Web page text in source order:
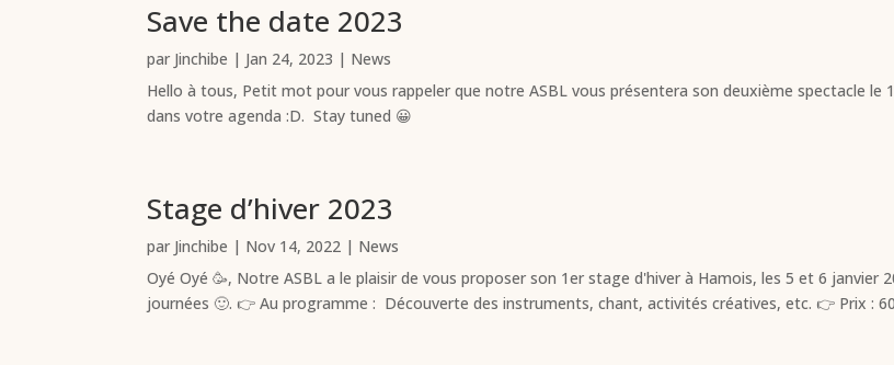
Save the date 2023
par Jinchibe | Jan 24, 2023 | News
Hello à tous, Petit mot pour vous rappeler que notre ASBL vous présentera son deuxième spectacle le
dans votre agenda :D. Stay tuned 😀
Stage d’hiver 2023
par Jinchibe | Nov 14, 2022 | News
Oyé Oyé 🥳, Notre ASBL a le plaisir de vous proposer son 1er stage d'hiver à Hamois, les 5 et 6 janvier
journées 🙂. 👉 Au programme : Découverte des instruments, chant, activités créatives, etc. 👉 Prix :